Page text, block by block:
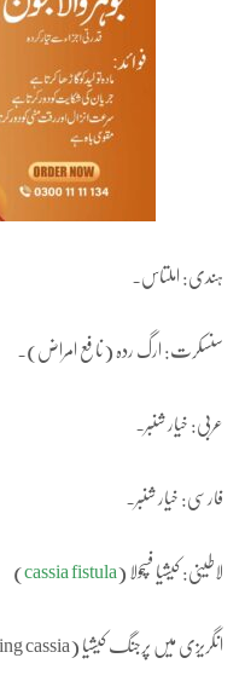
ہندی: املتاس۔
سنسکرت: ارگ ردہ (نافع امراض)۔
عربی: خیار شنبر۔
فارسی: خیار شنبر۔
لاطینی: کیشیا فسچولا (cassia fistula
)
انگریزی میں پرجنگ کیشیا (purging cassia)